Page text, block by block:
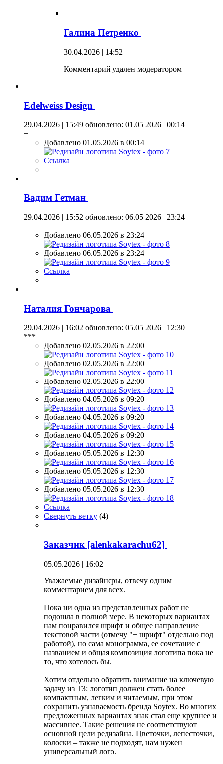
Галина Петренко
30.04.2026 | 14:52
Комментарий удален модератором
Edelweiss Design
29.04.2026 | 15:49 обновлено: 01.05 2026 | 00:14
+
Добавлено 01.05.2026 в 00:14
Ссылка
Вадим Гетман
29.04.2026 | 15:52 обновлено: 06.05 2026 | 23:24
+
Добавлено 06.05.2026 в 23:24
Добавлено 06.05.2026 в 23:24
Ссылка
Наталия Гончарова
29.04.2026 | 16:02 обновлено: 05.05 2026 | 12:30
***
Добавлено 02.05.2026 в 22:00
Добавлено 02.05.2026 в 22:00
Добавлено 02.05.2026 в 22:00
Добавлено 04.05.2026 в 09:20
Добавлено 04.05.2026 в 09:20
Добавлено 04.05.2026 в 09:20
Добавлено 05.05.2026 в 12:30
Добавлено 05.05.2026 в 12:30
Добавлено 05.05.2026 в 12:30
Ссылка
Свернуть ветку (4)
Заказчик [alenkakarachu62]
05.05.2026 | 16:02
Уважаемые дизайнеры, отвечу одним
комментарием для всех.
Пока ни одна из представленных работ не
подошла в полной мере. В некоторых вариантах
нам понравился шрифт и общее направление
текстовой части (отмечу "+ шрифт" отдельно под
работой), но сама монограмма, ее сочетание с
названием и общая композиция логотипа пока не
то, что хотелось бы.
Хотим отдельно обратить внимание на ключевую
задачу из ТЗ: логотип должен стать более
компактным, легким и читаемым, при этом
сохранить узнаваемость бренда Soytex. Во многих
предложенных вариантах знак стал еще крупнее и
массивнее. Такие решения не соответствуют
основной цели редизайна. Цветочки, лепесточки,
колоски – также не подходят, нам нужен
универсальный лого.